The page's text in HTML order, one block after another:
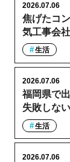
焦げたコ
気工事会
2026.07.06
生活
福岡県で
失敗しな
2026.07.06
生活
2026.07.06